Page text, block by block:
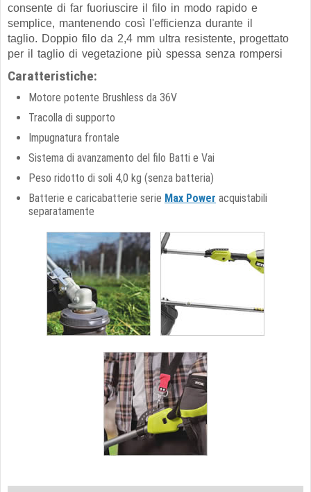
consente di far fuoriuscire il filo in modo rapido e
semplice, mantenendo così l'efficienza durante il
taglio. Doppio filo da 2,4 mm ultra resistente, progettato
per il taglio di vegetazione più spessa senza rompersi
Caratteristiche:
Motore potente Brushless da 36V
Tracolla di supporto
Impugnatura frontale
Sistema di avanzamento del filo Batti e Vai
Peso ridotto di soli 4,0 kg (senza batteria)
Batterie e caricabatterie serie Max Power acquistabili
separatamente